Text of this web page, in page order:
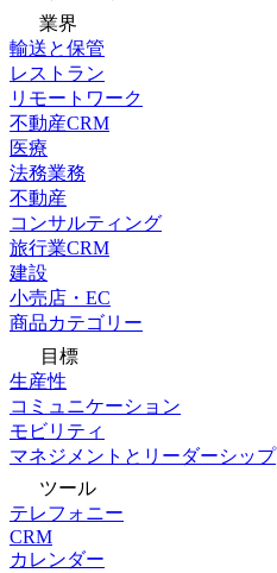
業界
輸送と保管
レストラン
リモートワーク
不動産CRM
医療
法務業務
不動産
コンサルティング
旅行業CRM
建設
小売店・EC
商品カテゴリー
目標
生産性
コミュニケーション
モビリティ
マネジメントとリーダーシップ
ツール
テレフォニー
CRM
カレンダー